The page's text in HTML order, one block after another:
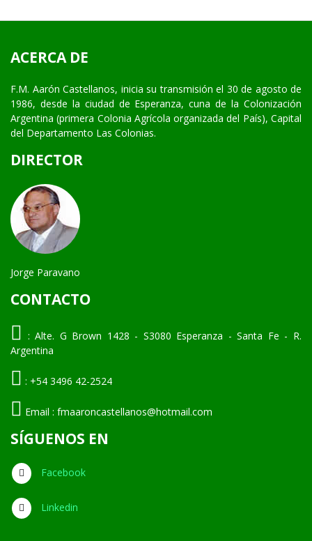
ACERCA DE
F.M. Aarón Castellanos, inicia su transmisión el 30 de agosto de
1986, desde la ciudad de Esperanza, cuna de la Colonización
Argentina (primera Colonia Agrícola organizada del País), Capital
del Departamento Las Colonias.
DIRECTOR
Jorge Paravano
CONTACTO
: Alte. G Brown 1428 - S3080 Esperanza - Santa Fe - R.
Argentina
: +54 3496 42-2524
Email : fmaaroncastellanos@hotmail.com
SÍGUENOS EN
Facebook
Linkedin